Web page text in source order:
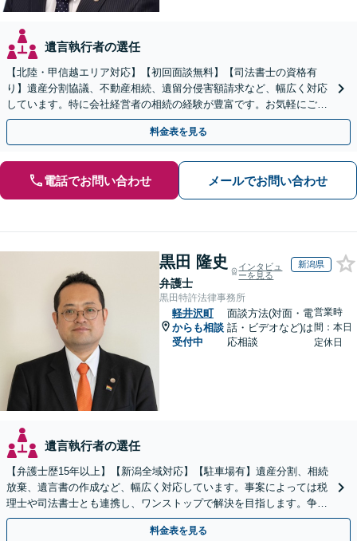
遺言執行者の選任
【北陸・甲信越エリア対応】【初回面談無料】【司法書士の資格有
り】遺産分割協議、不動産相続、遺留分侵害額請求など、幅広く対応
しています。特に会社経営者の相続の経験が豊富です。お気軽にご相
談ください。【休日・夜間面談可】【オンライン面談可】
料金表を見る
電話でお問い合わせ メールでお問い合わせ
黒田 隆史
弁護士
インタビュ
ーを見る
新潟県
黒田特許法律事務所
軽井沢町
からも相談
受付中
面談方法(対面・電
話・ビデオなど)は
応相談
営業時
間：本日
定休日
遺言執行者の選任
【弁護士歴15年以上】【新潟全域対応】【駐車場有】遺産分割、相続
放棄、遺言書の作成など、幅広く対応しています。事案によっては税
理士や司法書士とも連携し、ワンストップで解決を目指します。争い
を防ぐためにもぜひご相談ください。【分割払い可】
料金表を見る